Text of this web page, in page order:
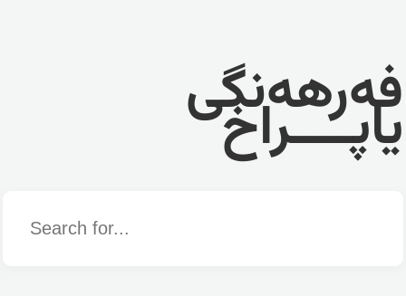
فەرهەنگی
یاپــــراخ
Word